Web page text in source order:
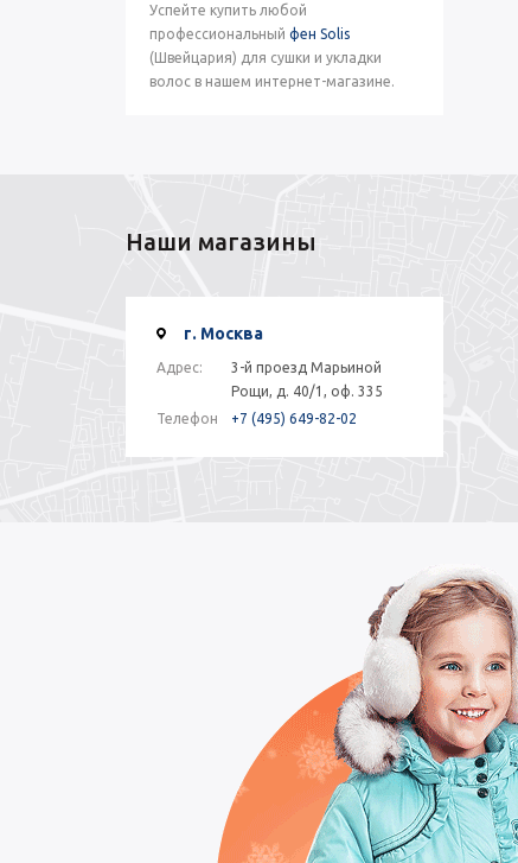
Успейте купить любой
профессиональный фен Solis
(Швейцария) для сушки и укладки
волос в нашем интернет-магазине.
Наши магазины
г. Москва
Адрес:
3-й проезд Марьиной
Рощи, д. 40/1, оф. 335
Телефон
+7 (495) 649-82-02